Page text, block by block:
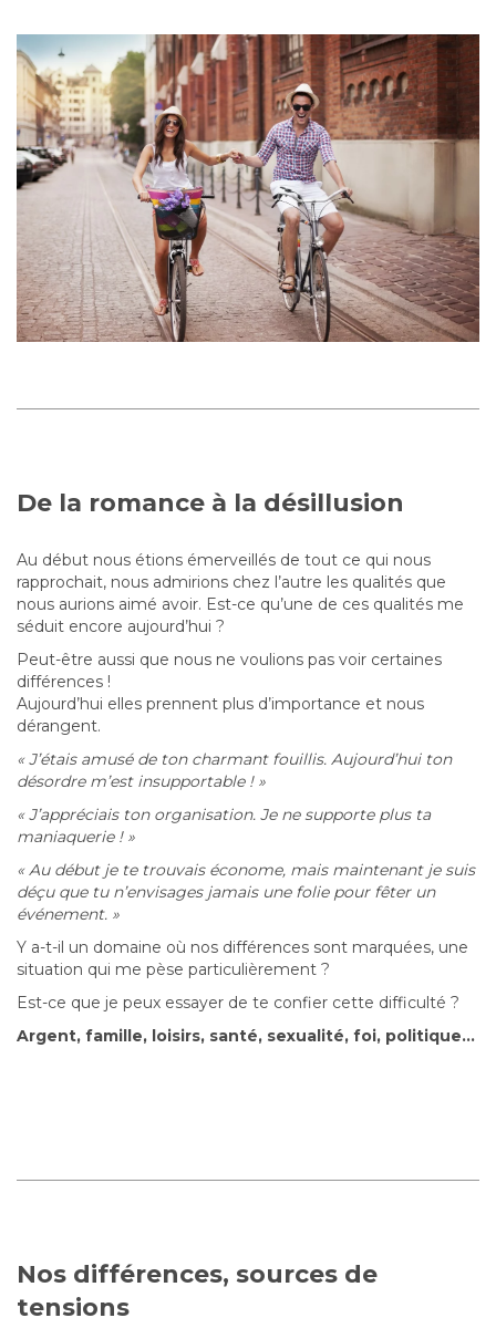
De la romance à la désillusion
Au début nous étions émerveillés de tout ce qui nous
rapprochait, nous admirions chez l’autre les qualités que
nous aurions aimé avoir. Est-ce qu’une de ces qualités me
séduit encore aujourd’hui ?
Peut-être aussi que nous ne voulions pas voir certaines
différences !
Aujourd’hui elles prennent plus d’importance et nous
dérangent.
« J’étais amusé de ton charmant fouillis. Aujourd’hui ton
désordre m’est insupportable ! »
« J’appréciais ton organisation. Je ne supporte plus ta
maniaquerie ! »
« Au début je te trouvais économe, mais maintenant je suis
déçu que tu n’envisages jamais une folie pour fêter un
événement. »
Y a-t-il un domaine où nos différences sont marquées, une
situation qui me pèse particulièrement ?
Est-ce que je peux essayer de te confier cette difficulté ?
Argent, famille, loisirs, santé, sexualité, foi, politique…
Nos différences, sources de
tensions